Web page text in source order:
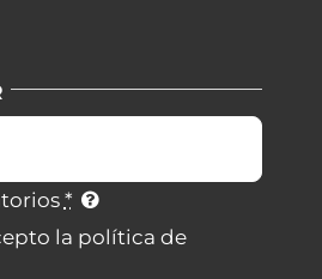
*
la política de